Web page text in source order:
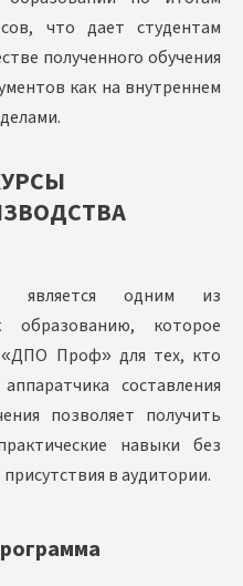
что дает студентам
полученного обучения
как на внутреннем
является одним из
которое
«ДПО Проф» для тех, кто
составления
позволяет получить
навыки без
в аудитории.